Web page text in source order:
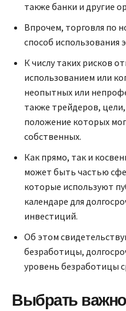
также банки и другие
Впрочем, торговля по
способ использования
К числу таких рисков
использованием или
неопытных или
также трейдеров,
положение которых
собственных.
Как прямо, так и
может быть частью
которые используют
календаре для
инвестиций.
Об этом
безработицы,
уровень безработицы
Выбрать